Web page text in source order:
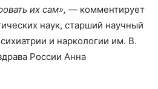
их сам», — комментирует
наук, старший научный
и наркологии им. В.
России Анна